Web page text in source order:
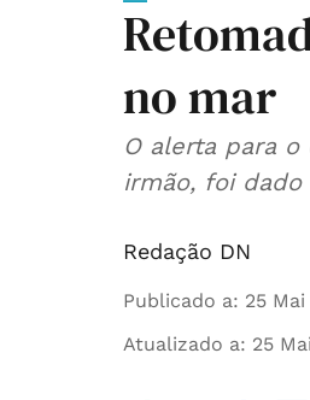
no mar
O alerta para
irmão, foi dado
Redação DN
Publicado a: 25 Mai
Atualizado a: 25